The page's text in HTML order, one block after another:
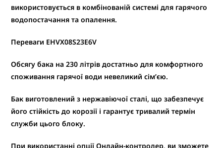
використовується в комбінованій системі для гарячого
водопостачання та опалення.
Переваги EHVX08S23E6V
Обсягу бака на 230 літрів достатньо для комфортного
споживання гарячої води невеликий сім’єю.
Бак виготовлений з нержавіючої сталі, що забезпечує
його стійкість до корозії і гарантує тривалий термін
служби цього блоку.
При використанні опції Онлайн-контролер, ви зможете